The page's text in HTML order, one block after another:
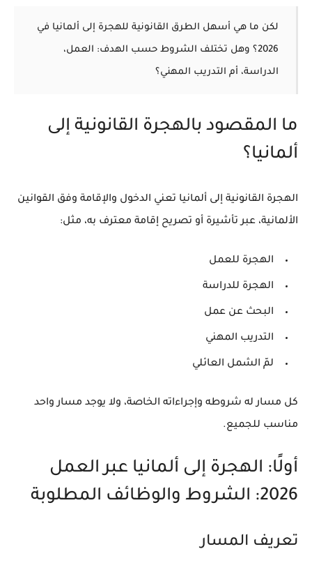
لكن ما هي أسهل الطرق القانونية للهجرة إلى ألمانيا في
2026؟ وهل تختلف الشروط حسب الهدف: العمل،
الدراسة، أم التدريب المهني؟
ما المقصود بالهجرة القانونية إلى
ألمانيا؟
الهجرة القانونية إلى ألمانيا تعني الدخول والإقامة وفق القوانين
الألمانية، عبر تأشيرة أو تصريح إقامة معترف به، مثل:
الهجرة للعمل
الهجرة للدراسة
البحث عن عمل
التدريب المهني
لمّ الشمل العائلي
كل مسار له شروطه وإجراءاته الخاصة، ولا يوجد مسار واحد
مناسب للجميع.
أولًا: الهجرة إلى ألمانيا عبر العمل
2026: الشروط والوظائف المطلوبة
تعريف المسار